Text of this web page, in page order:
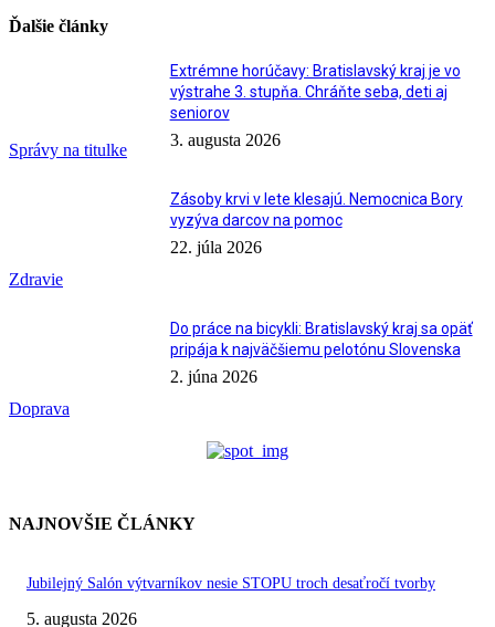
Ďalšie články
Správy na titulke
Extrémne horúčavy: Bratislavský kraj je vo
výstrahe 3. stupňa. Chráňte seba, deti aj
seniorov
3. augusta 2026
Zdravie
Zásoby krvi v lete klesajú. Nemocnica Bory
vyzýva darcov na pomoc
22. júla 2026
Doprava
Do práce na bicykli: Bratislavský kraj sa opäť
pripája k najväčšiemu pelotónu Slovenska
2. júna 2026
NAJNOVŠIE ČLÁNKY
Jubilejný Salón výtvarníkov nesie STOPU troch desaťročí tvorby
5. augusta 2026